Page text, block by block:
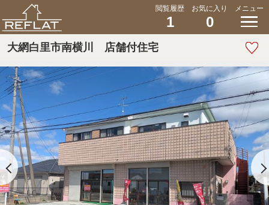
閲覧履歴
1
お気に入り
0
メニュー
大網白里市南横川 店舗付住宅